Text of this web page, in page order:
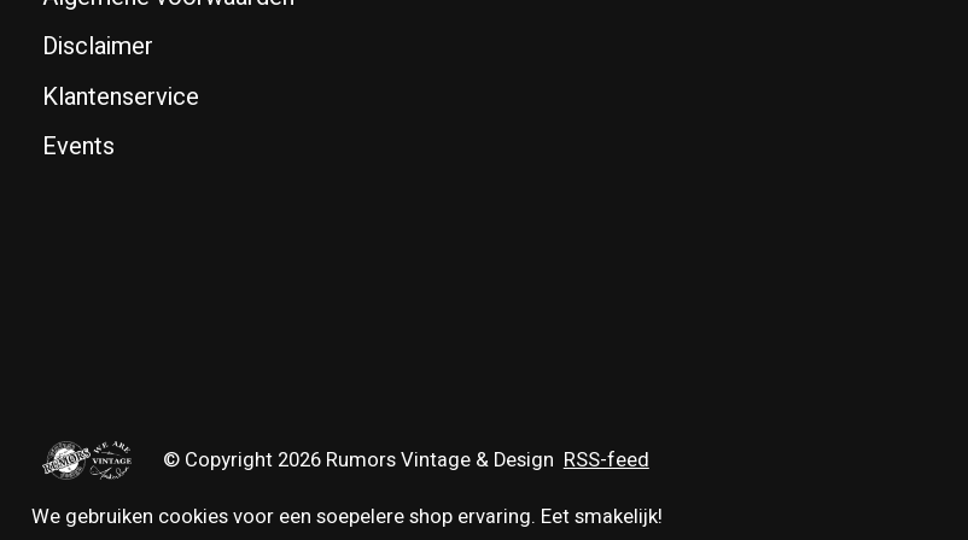
Disclaimer
Klantenservice
Events
© Copyright 2026 Rumors Vintage & Design RSS-feed
We gebruiken cookies voor een soepelere shop ervaring. Eet smakelijk!